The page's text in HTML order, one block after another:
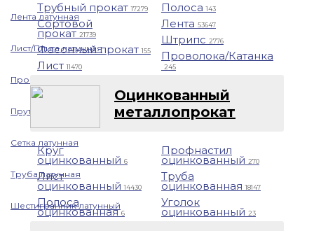
Лента латунная
Лист/Плита латунная
Проволока латунная
Пруток латунный
Сетка латунная
Труба латунная
Шестигранник латунный
Трубный прокат17279
Сортовой
прокат 21739
Фасонный прокат155
Лист11470
Полоса143
Лента 53647
Штрипс 2776
Проволока/Катанка
245
Оцинкованный
металлопрокат
Круг
оцинкованный 6
Лист
оцинкованный14430
Полоса
оцинкованная6
Профнастил
оцинкованный 270
Труба
оцинкованная18147
Уголок
оцинкованный 23